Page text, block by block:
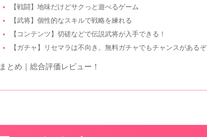
【戦闘】地味だけどサクっと遊べるゲーム
【武将】個性的なスキルで戦略を練れる
【コンテンツ】切磋などで伝説武将が入手できる！
【ガチャ】リセマラは不向き。無料ガチャでもチャンスがあるぞ
まとめ｜総合評価レビュー！